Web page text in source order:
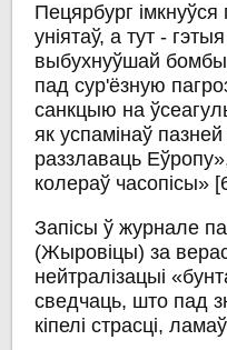
Пецярбург
уніятаў, а тут -
выбухнуўшай
пад сур'ёзную
санкцыю на
як успамінаў
раззлаваць
колераў часопісы»
Запісы ў журнале
(Жыровіцы) за
нейтралізацыі
сведчаць, што пад
кіпелі страсці,